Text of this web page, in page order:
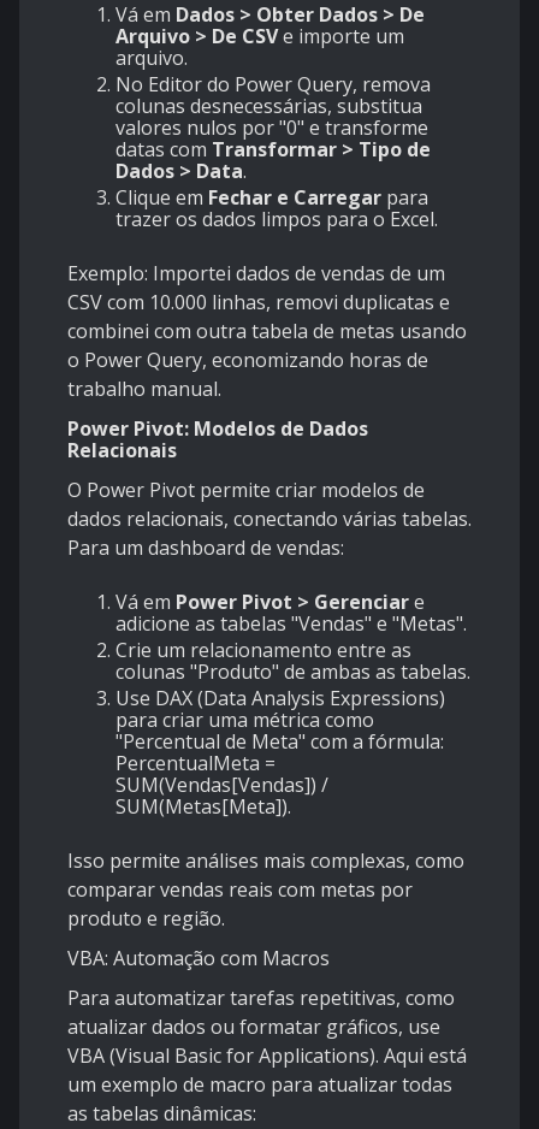
Vá em Dados > Obter Dados > De
Arquivo > De CSVe importe um
arquivo.
No Editor do Power Query, remova
colunas desnecessárias, substitua
valores nulos por "0" e transforme
datas com Transformar > Tipo de
Dados > Data.
Clique em Fechar e Carregar para
trazer os dados limpos para o Excel.
Exemplo: Importei dados de vendas de um
CSV com 10.000 linhas, removi duplicatas e
combinei com outra tabela de metas usando
o Power Query, economizando horas de
trabalho manual.
Power Pivot: Modelos de Dados
Relacionais
O Power Pivot permite criar modelos de
dados relacionais, conectando várias tabelas.
Para um dashboard de vendas:
Vá em Power Pivot > Gerenciare
adicione as tabelas "Vendas" e "Metas".
Crie um relacionamento entre as
colunas "Produto" de ambas as tabelas.
Use DAX (Data Analysis Expressions)
para criar uma métrica como
"Percentual de Meta" com a fórmula:
PercentualMeta =
SUM(Vendas[Vendas]) /
SUM(Metas[Meta]).
Isso permite análises mais complexas, como
comparar vendas reais com metas por
produto e região.
VBA: Automação com Macros
Para automatizar tarefas repetitivas, como
atualizar dados ou formatar gráficos, use
VBA (Visual Basic for Applications). Aqui está
um exemplo de macro para atualizar todas
as tabelas dinâmicas: